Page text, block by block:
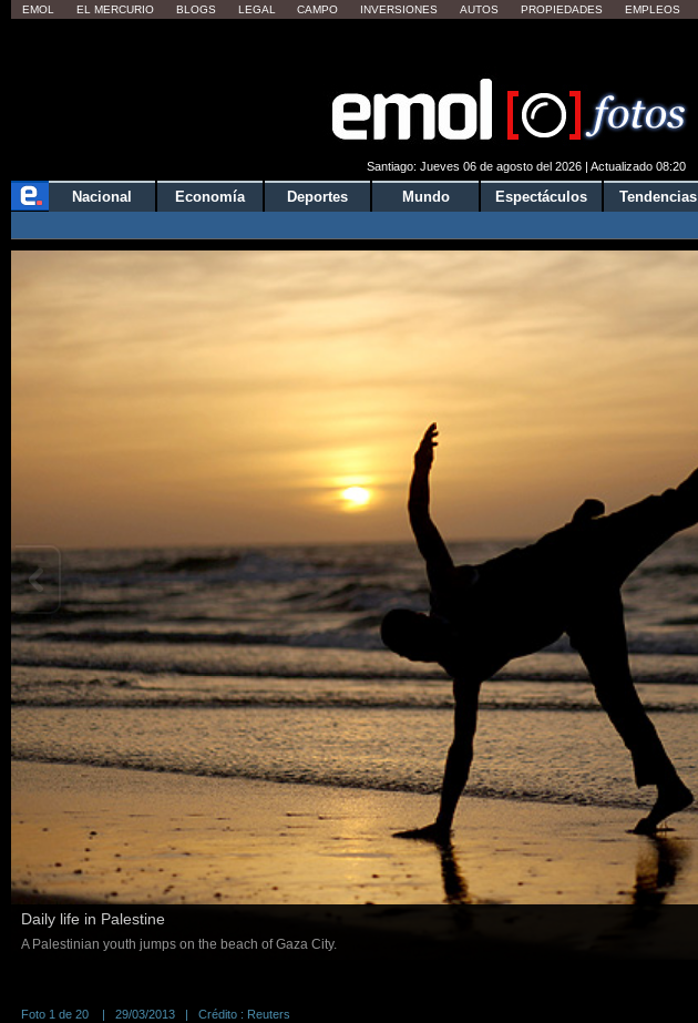
EMOL EL MERCURIO BLOGS LEGAL CAMPO INVERSIONES AUTOS PROPIEDADES EMPLEOS
Santiago: Jueves 06 de agosto del 2026 | Actualizado 08:20
Nacional Economía Deportes Mundo Espectáculos Tendencias
Daily life in Palestine
A Palestinian youth jumps on the beach of Gaza City.
Foto 1 de 20 | 29/03/2013 | Crédito : Reuters